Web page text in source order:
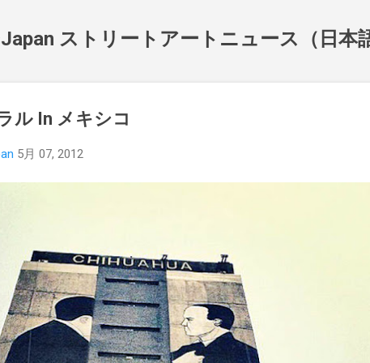
ストリートアートニュース（日本
ル In メキシコ
5月 07, 2012